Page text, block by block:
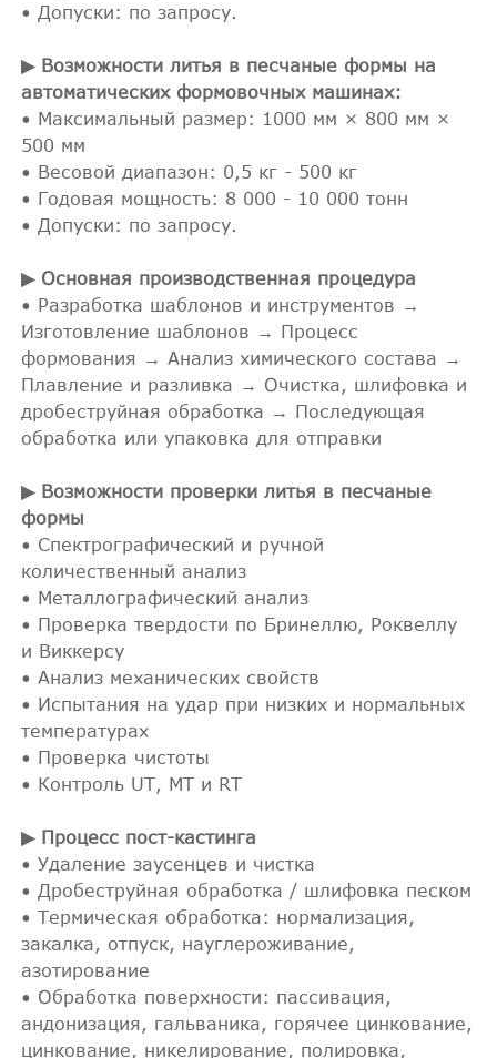
• Допуски: по запросу.
▶ Возможности литья в песчаные формы на
автоматических формовочных машинах:
• Максимальный размер: 1000 мм × 800 мм ×
500 мм
• Весовой диапазон: 0,5 кг - 500 кг
• Годовая мощность: 8 000 - 10 000 тонн
• Допуски: по запросу.
▶ Основная производственная процедура
• Разработка шаблонов и инструментов →
Изготовление шаблонов → Процесс
формования → Анализ химического состава →
Плавление и разливка → Очистка, шлифовка и
дробеструйная обработка → Последующая
обработка или упаковка для отправки
▶ Возможности проверки литья в песчаные
формы
• Спектрографический и ручной
количественный анализ
• Металлографический анализ
• Проверка твердости по Бринеллю, Роквеллу
и Виккерсу
• Анализ механических свойств
• Испытания на удар при низких и нормальных
температурах
• Проверка чистоты
• Контроль UT, MT и RT
▶ Процесс пост-кастинга
• Удаление заусенцев и чистка
• Дробеструйная обработка / шлифовка песком
• Термическая обработка: нормализация,
закалка, отпуск, науглероживание,
азотирование
• Обработка поверхности: пассивация,
андонизация, гальваника, горячее цинкование,
цинкование, никелирование, полировка,